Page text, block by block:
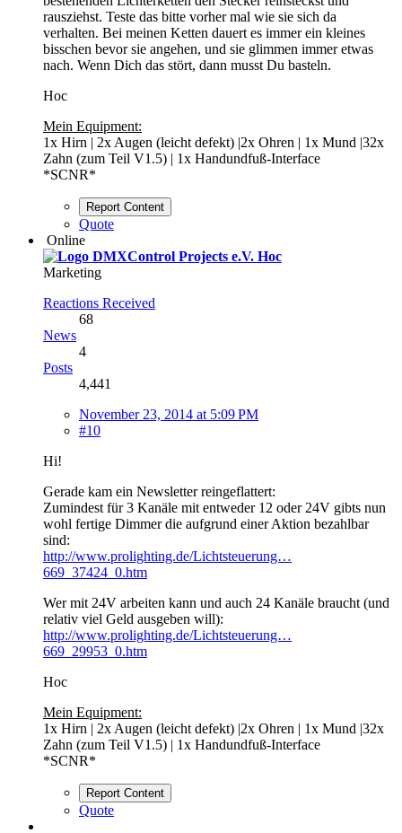
rausziehst. Teste das bitte vorher mal wie sie sich da
verhalten. Bei meinen Ketten dauert es immer ein kleines
bisschen bevor sie angehen, und sie glimmen immer etwas
nach. Wenn Dich das stört, dann musst Du basteln.
Hoc
Mein Equipment:
1x Hirn | 2x Augen (leicht defekt) |2x Ohren | 1x Mund |32x
Zahn (zum Teil V1.5) | 1x Handundfuß-Interface
*SCNR*
Report Content
Quote
Online
Hoc
Marketing
Reactions Received
68
News
4
Posts
4,441
November 23, 2014 at 5:09 PM
#10
Hi!
Gerade kam ein Newsletter reingeflattert:
Zumindest für 3 Kanäle mit entweder 12 oder 24V gibts nun
wohl fertige Dimmer die aufgrund einer Aktion bezahlbar
sind:
http://www.prolighting.de/Lichtsteuerung…
669_37424_0.htm
Wer mit 24V arbeiten kann und auch 24 Kanäle braucht (und
relativ viel Geld ausgeben will):
http://www.prolighting.de/Lichtsteuerung…
669_29953_0.htm
Hoc
Mein Equipment:
1x Hirn | 2x Augen (leicht defekt) |2x Ohren | 1x Mund |32x
Zahn (zum Teil V1.5) | 1x Handundfuß-Interface
*SCNR*
Report Content
Quote